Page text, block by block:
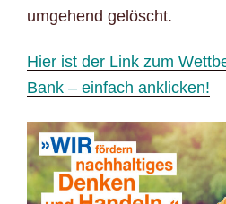
umgehend gelöscht.
Hier ist der Link zum
Bank – einfach anklicken!